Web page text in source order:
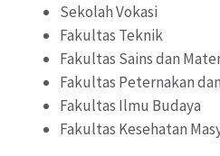
Sekolah Vokasi
Fakultas Teknik
Fakultas Sains dan
Fakultas Peternakan
Fakultas Ilmu Budaya
Fakultas Kesehatan